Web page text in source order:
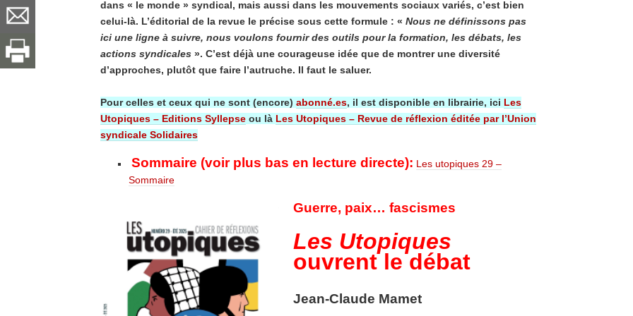
dans « le monde » syndical, mais aussi dans les mouvements sociaux variés, c’est bien
celui-là. L’éditorial de la revue le précise sous cette formule : « Nous ne définissons pas
ici une ligne à suivre, nous voulons fournir des outils pour la formation, les débats, les
actions syndicales ». C’est déjà une courageuse idée que de montrer une diversité
d’approches, plutôt que faire l’autruche. Il faut le saluer.
Pour celles et ceux qui ne sont (encore) abonné.es, il est disponible en librairie, ici Les
Utopiques – Editions Syllepse ou là Les Utopiques – Revue de réflexion éditée par l’Union
syndicale Solidaires
Sommaire (voir plus bas en lecture directe): Les utopiques 29 –
Sommaire
Guerre, paix… fascismes
Les Utopiques
ouvrent le débat
Jean-Claude Mamet